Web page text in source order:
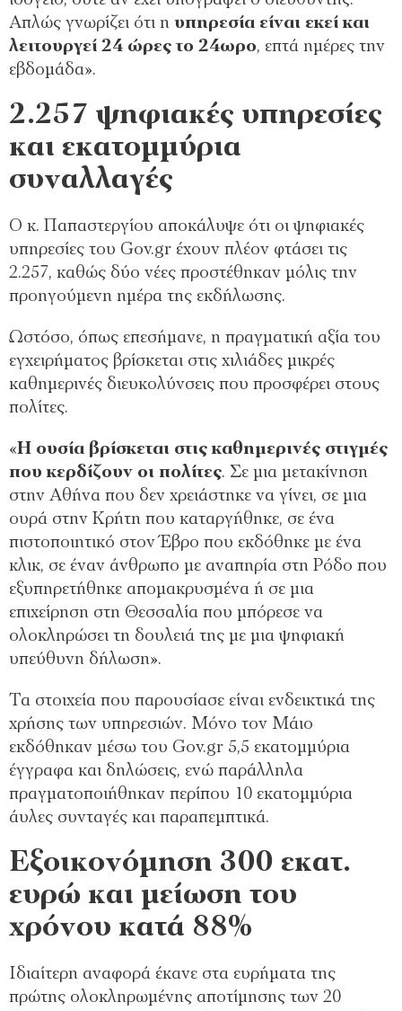
Απλώς γνωρίζει ότι η υπηρεσία είναι εκεί και
λειτουργεί 24 ώρες το 24ωρο, επτά ημέρες την
εβδομάδα».
2.257 ψηφιακές υπηρεσίες
και εκατομμύρια
συναλλαγές
Ο κ. Παπαστεργίου αποκάλυψε ότι οι ψηφιακές
υπηρεσίες του Gov.gr έχουν πλέον φτάσει τις
2.257, καθώς δύο νέες προστέθηκαν μόλις την
προηγούμενη ημέρα της εκδήλωσης.
Ωστόσο, όπως επεσήμανε, η πραγματική αξία του
εγχειρήματος βρίσκεται στις χιλιάδες μικρές
καθημερινές διευκολύνσεις που προσφέρει στους
πολίτες.
«Η ουσία βρίσκεται στις καθημερινές στιγμές
που κερδίζουν οι πολίτες. Σε μια μετακίνηση
στην Αθήνα που δεν χρειάστηκε να γίνει, σε μια
ουρά στην Κρήτη που καταργήθηκε, σε ένα
πιστοποιητικό στον Έβρο που εκδόθηκε με ένα
κλικ, σε έναν άνθρωπο με αναπηρία στη Ρόδο που
εξυπηρετήθηκε απομακρυσμένα ή σε μια
επιχείρηση στη Θεσσαλία που μπόρεσε να
ολοκληρώσει τη δουλειά της με μια ψηφιακή
υπεύθυνη δήλωση».
Τα στοιχεία που παρουσίασε είναι ενδεικτικά της
χρήσης των υπηρεσιών. Μόνο τον Μάιο
εκδόθηκαν μέσω του Gov.gr 5,5 εκατομμύρια
έγγραφα και δηλώσεις, ενώ παράλληλα
πραγματοποιήθηκαν περίπου 10 εκατομμύρια
άυλες συνταγές και παραπεμπτικά.
Εξοικονόμηση 300 εκατ.
ευρώ και μείωση του
χρόνου κατά 88%
Ιδιαίτερη αναφορά έκανε στα ευρήματα της
πρώτης ολοκληρωμένης αποτίμησης των 20